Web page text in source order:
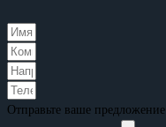
Отправьте ваше предложение